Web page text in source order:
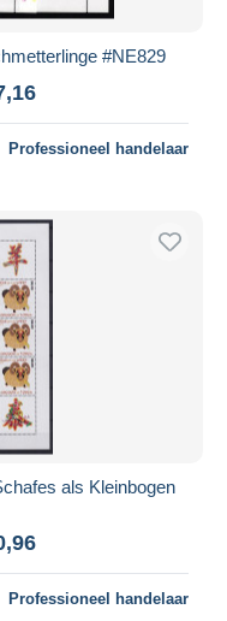
#NE829
Professioneel handelaar
als Kleinbogen
Professioneel handelaar